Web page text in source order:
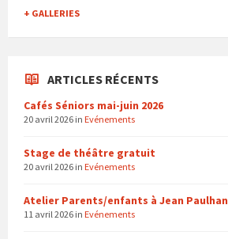
+ GALLERIES
ARTICLES RÉCENTS
Cafés Séniors mai-juin 2026
20 avril 2026 in Evénements
Stage de théâtre gratuit
20 avril 2026 in Evénements
Atelier Parents/enfants à Jean Paulhan
11 avril 2026 in Evénements